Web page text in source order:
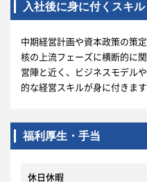
入社後に身に付くスキル
中期経営計画や資本政策の策
核の上流フェーズに横断的に
営陣と近く、ビジネスモデル
的な経営スキルが身に付きます
福利厚生・手当
休日休暇